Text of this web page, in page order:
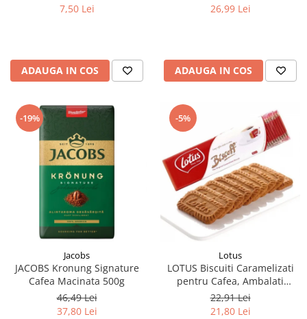
7,50 Lei
ADAUGA IN COS
26,99 Lei
ADAUGA IN COS
-19%
Jacobs
JACOBS Kronung Signature
Cafea Macinata 500g
46,49 Lei
37,80 Lei
-5%
Lotus
LOTUS Biscuiti Caramelizati
pentru Cafea, Ambalati
Individual 50buc 312.5g
22,91 Lei
21,80 Lei